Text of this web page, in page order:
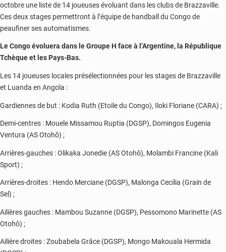
octobre une liste de 14 joueuses évoluant dans les clubs de Brazzaville.
Ces deux stages permettront à l’équipe de handball du Congo de
peaufiner ses automatismes.
Le Congo évoluera dans le Groupe H face à l’Argentine, la République
Tchèque et les Pays-Bas.
Les 14 joueuses locales présélectionnées pour les stages de Brazzaville
et Luanda en Angola :
Gardiennes de but : Kodia Ruth (Etoile du Congo), Iloki Floriane (CARA) ;
Demi-centres : Mouele Missamou Ruptia (DGSP), Domingos Eugenia
Ventura (AS Otohô) ;
Arrières-gauches : Olikaka Jonedie (AS Otohô), Molambi Francine (Kali
Sport) ;
Arrières-droites : Hendo Merciane (DGSP), Malonga Cecilia (Grain de
Sel) ;
Ailières gauches : Mambou Suzanne (DGSP), Pessomono Marinette (AS
Otohô) ;
Ailière droites : Zoubabela Grâce (DGSP), Mongo Makouala Hermida